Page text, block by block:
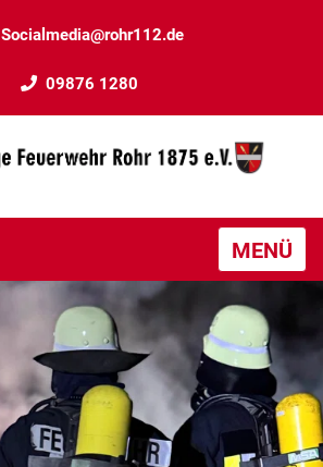
Socialmedia@rohr112.de
09876 1280
MENÜ